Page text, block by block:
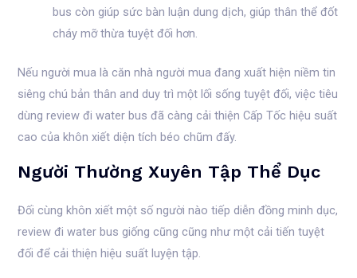
bus còn giúp sức bàn luận dung dịch, giúp thân thể đốt
cháy mỡ thừa tuyệt đối hơn.
Nếu người mua là căn nhà người mua đang xuất hiện niềm tin
siêng chú bản thân and duy trì một lối sống tuyệt đối, việc tiêu
dùng review đi water bus đã càng cải thiện Cấp Tốc hiệu suất
cao của khôn xiết diện tích béo chũm đấy.
Người Thường Xuyên Tập Thể Dục
Đối cùng khôn xiết một số người nào tiếp diễn đồng minh dục,
review đi water bus giống cũng cũng như một cải tiến tuyệt
đối để cải thiện hiệu suất luyện tập.